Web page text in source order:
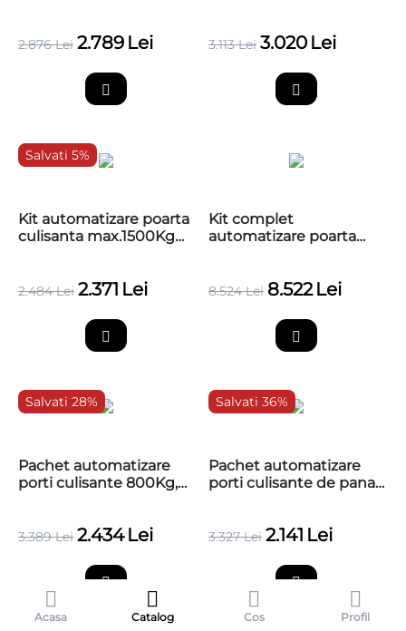
2.876 Lei 2.789 Lei 3.113 Lei 3.020 Lei
Salvati 5%
Kit automatizare poarta
culisanta max.1500Kg
2.484 Lei 2.371 Lei
Kit complet
automatizare poarta
TUB4000KCE
8.524 Lei 8.522 Lei
Salvati 28%
Pachet automatizare
porti culisante 800Kg,
3.389 Lei 2.434 Lei
Salvati 36%
Pachet automatizare
porti culisante de pana
3.327 Lei 2.141 Lei
Acasa Catalog Cos Profil